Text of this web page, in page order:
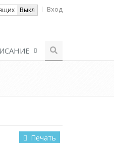
Выкл Вход
Печать